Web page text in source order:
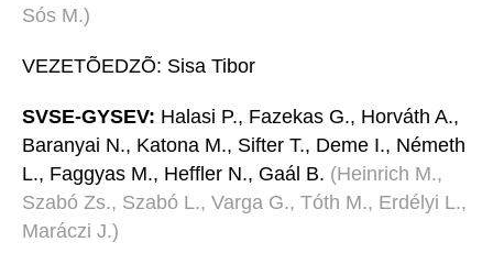
Sós M.)
VEZETÕEDZÕ: Sisa Tibor
SVSE-GYSEV: Halasi P., Fazekas G., Horváth A.,
Baranyai N., Katona M., Sifter T., Deme I., Németh
L., Faggyas M., Heffler N., Gaál B. (Heinrich M.,
Szabó Zs., Szabó L., Varga G., Tóth M., Erdélyi L.,
Maráczi J.)